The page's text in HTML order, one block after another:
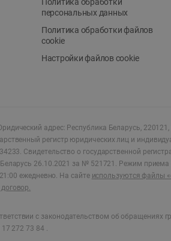
персональных данных
Политика обработки файлов
cookie
Настройки файлов cookie
адрес: Республика Беларусь, 220121,
регистр юридических лиц и
Свидетельство о государственной
26.10.2021 за № 521721. Режим приема
ежедневно. На сайте используются файлы
с законодательством об обращениях
272 73 84 .